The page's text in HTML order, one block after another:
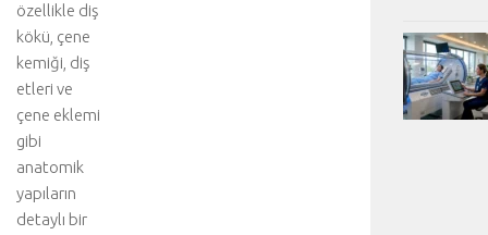
özellikle diş
kökü, çene
kemiği, diş
etleri ve
çene eklemi
gibi
anatomik
yapıların
detaylı bir